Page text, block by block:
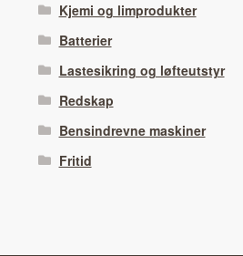
Kjemi og limprodukter
Batterier
Lastesikring og løfteutstyr
Redskap
Bensindrevne maskiner
Fritid